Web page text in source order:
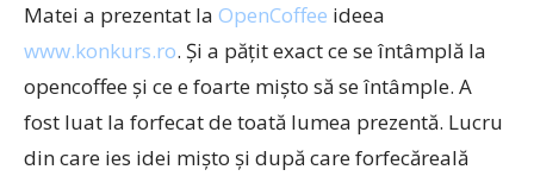
Matei a prezentat la OpenCoffee ideea
www.konkurs.ro. Şi a păţit exact ce se întâmplă la
opencoffee şi ce e foarte mişto să se întâmple. A
fost luat la forfecat de toată lumea prezentă. Lucru
din care ies idei mişto şi după care forfecăreală